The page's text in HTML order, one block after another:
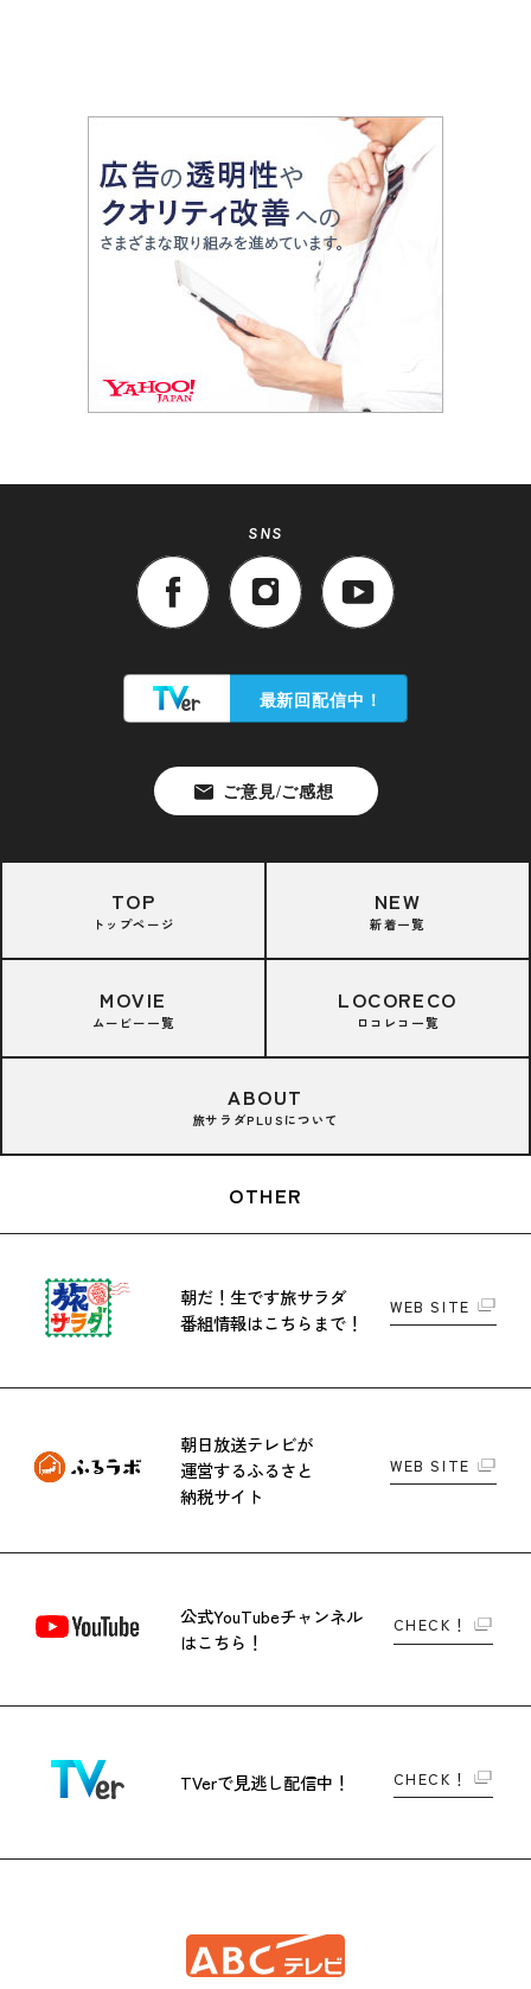
SNS
TOP
トップページ
NEW
新着一覧
MOVIE
ムービー一覧
LOCORECO
ロコレコ一覧
ABOUT
旅サラダPLUSについて
OTHER
朝だ！生です旅サラダ
番組情報はこちらまで！
WEB SITE
朝日放送テレビが
運営するふるさと
納税サイト
WEB SITE
公式YouTubeチャンネル
はこちら！
CHECK！
TVerで見逃し配信中！ CHECK！